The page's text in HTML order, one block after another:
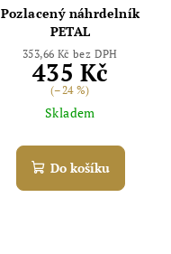
Pozlacený náhrdelník
PETAL
353,66 Kč bez DPH
435 Kč
(–24 %)
Skladem
Do košíku